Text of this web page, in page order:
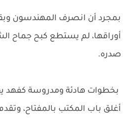
بمجرد أن انصرف المهندسون
أوراقها، لم يستطع كبح جماح
صدره.
بخطوات هادئة ومدروسة كفهد
أغلق باب المكتب بالمفتاح،